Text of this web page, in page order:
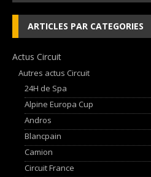
ARTICLES PAR CATEGORIES
Actus Circuit
Autres actus Circuit
24H de Spa
Alpine Europa Cup
Andros
Blancpain
Camion
Circuit France